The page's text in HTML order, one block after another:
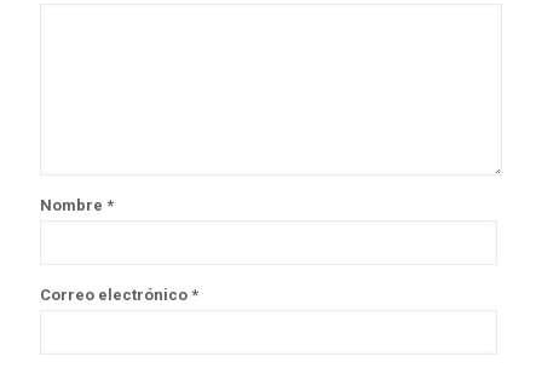
Nombre *
Correo electrónico *